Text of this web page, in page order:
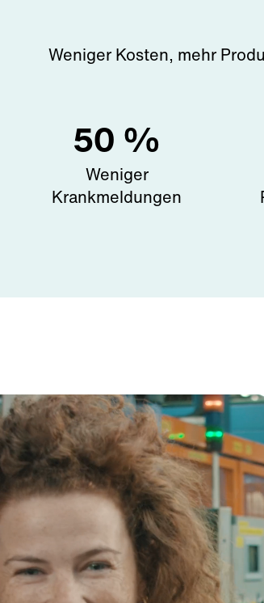
Weniger Kosten, mehr
50 %
Weniger
Krankmeldungen